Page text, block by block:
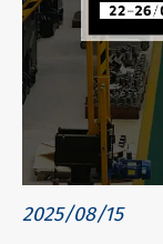
2025/08/15